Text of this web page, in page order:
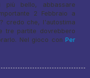
più bello, abbassare
2 Febbraio a
credo che, l'autostima
tre partite dovrebbero
Nel gioco con Per